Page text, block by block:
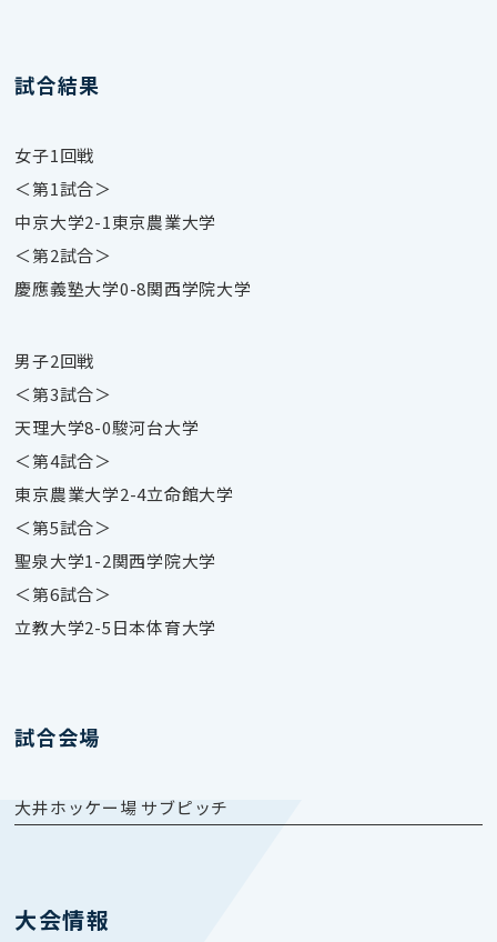
試合結果
女子1回戦
＜第1試合＞
中京大学2-1東京農業大学
＜第2試合＞
慶應義塾大学0-8関西学院大学
男子2回戦
＜第3試合＞
天理大学8-0駿河台大学
＜第4試合＞
東京農業大学2-4立命館大学
＜第5試合＞
聖泉大学1-2関西学院大学
＜第6試合＞
立教大学2-5日本体育大学
試合会場
大井ホッケー場 サブピッチ
大会情報